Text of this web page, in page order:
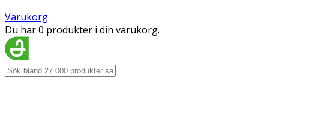
Varukorg
Du har 0 produkter i din varukorg.